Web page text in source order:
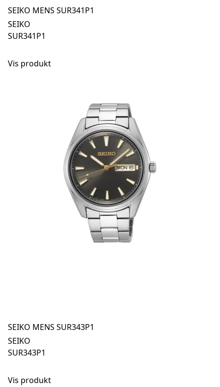
SEIKO MENS SUR341P1
SEIKO
SUR341P1
Vis produkt
SEIKO MENS SUR343P1
SEIKO
SUR343P1
Vis produkt